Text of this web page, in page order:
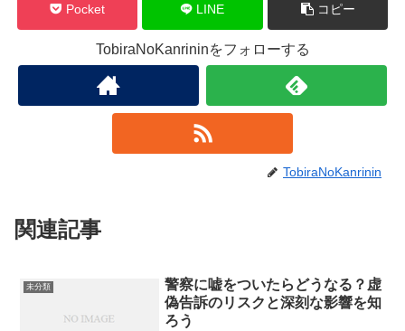
Pocket LINE コピー
TobiraNoKanrininをフォローする
TobiraNoKanrinin
関連記事
未分類
警察に嘘をついたらどうなる？虚
偽告訴のリスクと深刻な影響を知
ろう